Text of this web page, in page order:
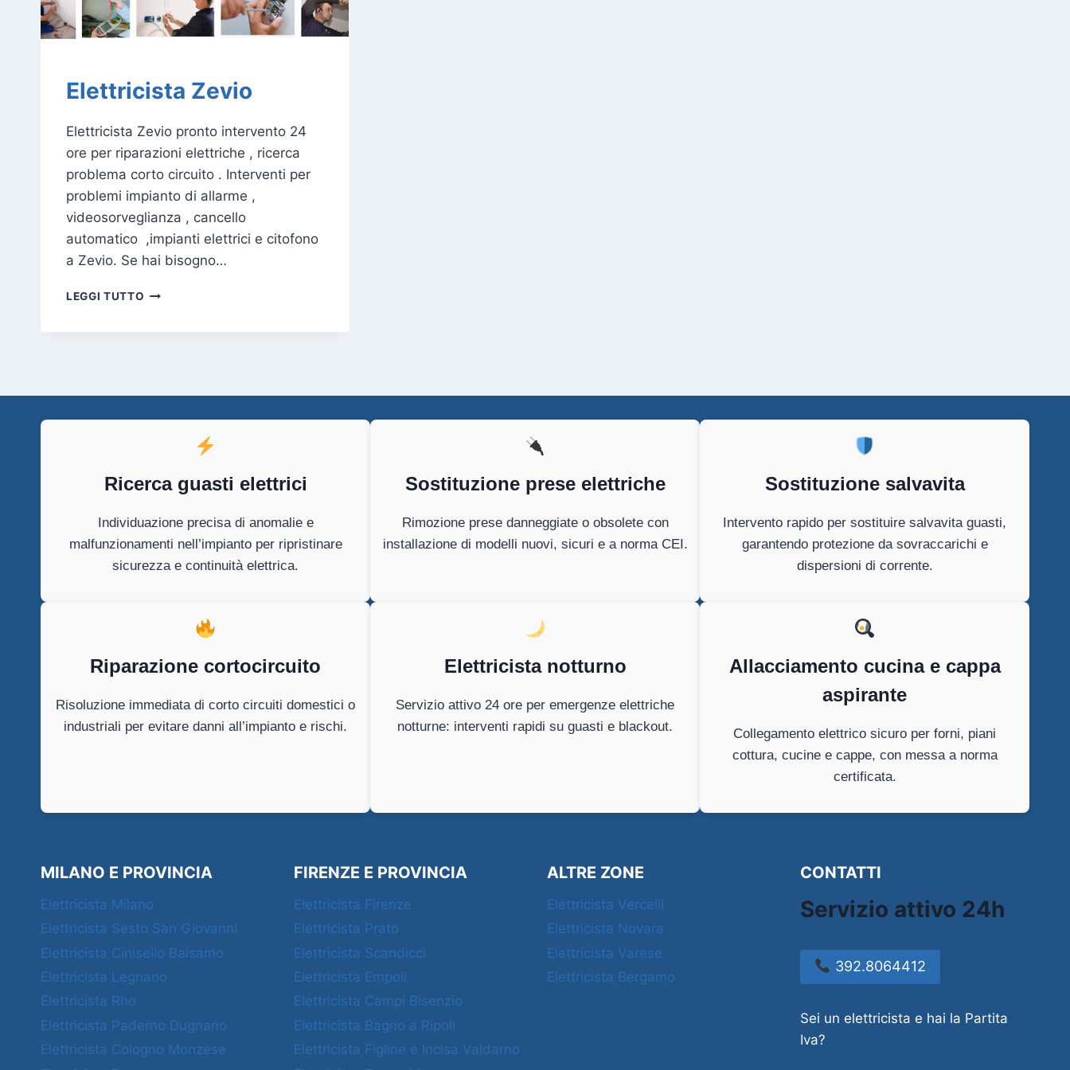
Elettricista Zevio
Elettricista Zevio pronto intervento 24
ore per riparazioni elettriche , ricerca
problema corto circuito . Interventi per
problemi impianto di allarme ,
videosorveglianza , cancello
automatico ,impianti elettrici e citofono
a Zevio. Se hai bisogno…
LEGGI TUTTO ELETTRICISTA
Ricerca guasti elettrici
Individuazione precisa di anomalie e
malfunzionamenti nell’impianto per ripristinare
sicurezza e continuità elettrica.
Sostituzione prese elettriche
Rimozione prese danneggiate o obsolete con
installazione di modelli nuovi, sicuri e a norma CEI.
Sostituzione salvavita
Intervento rapido per sostituire salvavita guasti,
garantendo protezione da sovraccarichi e
dispersioni di corrente.
Riparazione cortocircuito
Risoluzione immediata di corto circuiti domestici o
industriali per evitare danni all’impianto e rischi.
Elettricista notturno
Servizio attivo 24 ore per emergenze elettriche
notturne: interventi rapidi su guasti e blackout.
Allacciamento cucina e cappa
aspirante
Collegamento elettrico sicuro per forni, piani
cottura, cucine e cappe, con messa a norma
certificata.
MILANO E PROVINCIA
Elettricista Milano
Elettricista Sesto San Giovanni
Elettricista Cinisello Balsamo
Elettricista Legnano
Elettricista Rho
Elettricista Paderno Dugnano
Elettricista Cologno Monzese
FIRENZE E PROVINCIA
Elettricista Firenze
Elettricista Prato
Elettricista Scandicci
Elettricista Empoli
Elettricista Campi Bisenzio
Elettricista Bagno a Ripoli
Elettricista Figline e Incisa Valdarno
ALTRE ZONE
Elettricista Vercelli
Elettricista Novara
Elettricista Varese
Elettricista Bergamo
CONTATTI
Servizio attivo 24h
392.8064412
Sei un elettricista e hai la Partita
Iva?